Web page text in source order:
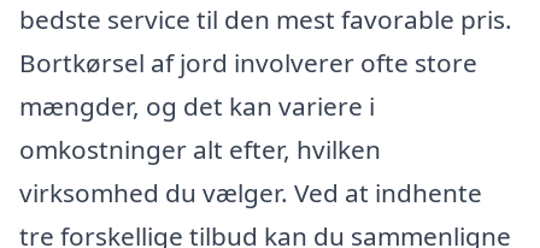
bedste service til den mest favorable pris.
Bortkørsel af jord involverer ofte store
mængder, og det kan variere i
omkostninger alt efter, hvilken
virksomhed du vælger. Ved at indhente
tre forskellige tilbud kan du sammenligne